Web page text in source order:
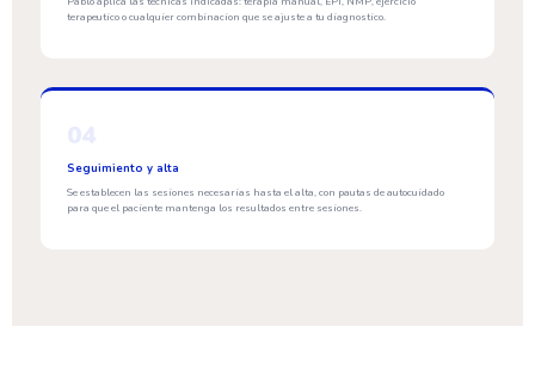
terapeutico o cualquier combinacion que se ajuste a tu diagnostico.
Seguimiento y alta
Se establecen las sesiones necesarias hasta el alta, con pautas de autocuidado
para que el paciente mantenga los resultados entre sesiones.